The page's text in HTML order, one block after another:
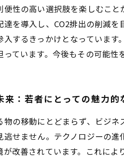
便性の高い選択肢を楽しむこ
達を導入し、CO2排出の削減
入するきっかけとなっていま
ています。今後もその可能性
来：若者にとっての魅力的
物の移動にとどまらず、ビジ
逃せません。テクノロジーの
が改善されています。これに